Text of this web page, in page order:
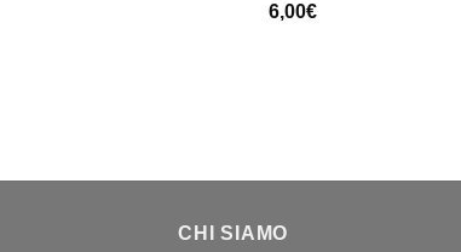
6,00€
CHI SIAMO